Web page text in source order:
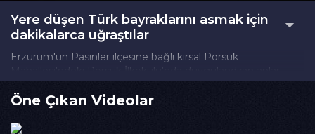
Yere düşen Türk bayraklarını asmak için
dakikalarca uğraştılar
Erzurum'un Pasinler ilçesine bağlı kırsal Porsuk
Mahallesi'ndeki Porsuk İlkokulu'nda duygulandıran anlar
yaşandı. Koridorda yere düşen Türk bayraklarını fark eden 2.
sınıf öğrencisi üç çocuk, örnek bir davranış sergiledi.Güvenlik
kamerasına yansıyan görüntülerde öğrencilerin, yerde
bulunan bayrakları önce öpüp başlarına koydukları görüldü.
Öne Çıkan Videolar